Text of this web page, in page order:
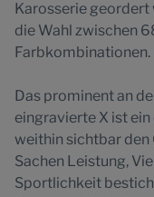
Karosserie geordert
die Wahl zwischen
Farbkombinationen.
Das prominent an
eingravierte X ist
weithin sichtbar den
Sachen Leistung,
Sportlichkeit